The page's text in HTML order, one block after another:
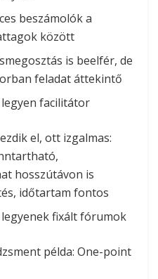
beszámolók a
között
is beelfér, de
feladat áttekintő
facilitátor
el, ott izgalmas:
hosszútávon is
időtartam fontos
fixált fórumok
példa: One-point